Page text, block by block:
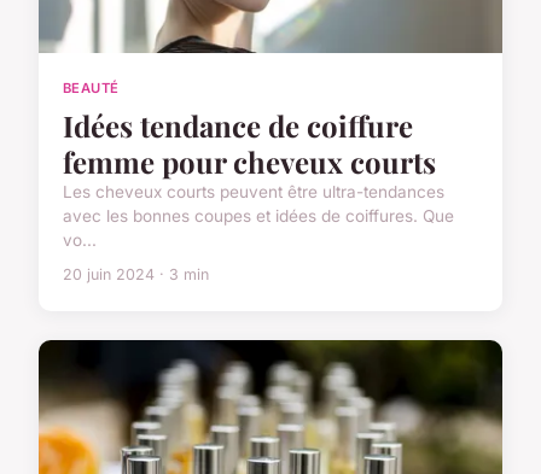
BEAUTÉ
Idées tendance de coiffure
femme pour cheveux courts
Les cheveux courts peuvent être ultra-tendances
avec les bonnes coupes et idées de coiffures. Que
vo...
20 juin 2024 · 3 min